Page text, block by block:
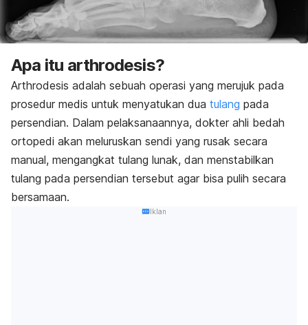
Apa itu arthrodesis?
Arthrodesis adalah sebuah operasi yang merujuk pada
prosedur medis untuk menyatukan dua tulang pada
persendian. Dalam pelaksanaannya, dokter ahli bedah
ortopedi akan meluruskan sendi yang rusak secara
manual, mengangkat tulang lunak, dan menstabilkan
tulang pada persendian tersebut agar bisa pulih secara
bersamaan.
Iklan